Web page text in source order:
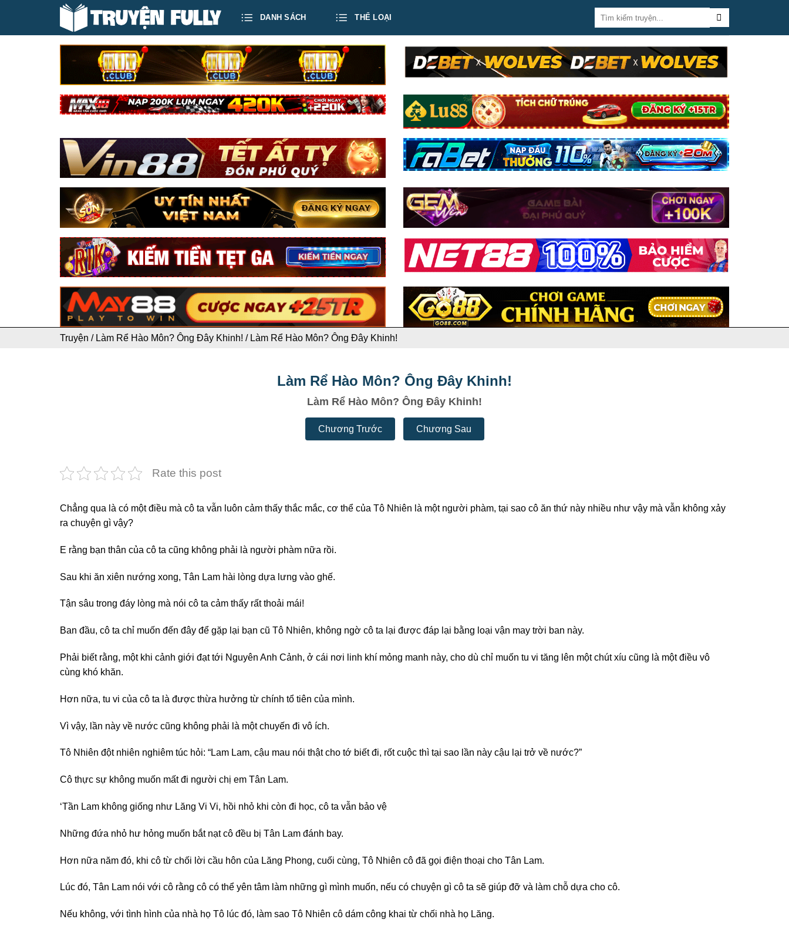
DANH SÁCH THỂ LOẠI
Truyện / Làm Rể Hào Môn? Ông Đây Khinh! / Làm Rể Hào Môn? Ông Đây Khinh!
Làm Rể Hào Môn? Ông Đây Khinh!
Làm Rể Hào Môn? Ông Đây Khinh!
Chương Trước Chương Sau
Rate this post
Chẳng qua là có một điều mà cô ta vẫn luôn cảm thấy thắc mắc, cơ thể của Tô Nhiên là một người phàm, tại sao cô ăn thứ này nhiều như vậy mà vẫn không xảy
ra chuyện gì vậy?
E rằng bạn thân của cô ta cũng không phải là người phàm nữa rồi.
Sau khi ăn xiên nướng xong, Tân Lam hài lòng dựa lưng vào ghế.
Tận sâu trong đáy lòng mà nói cô ta cảm thấy rất thoải mái!
Ban đầu, cô ta chỉ muốn đến đây để gặp lại bạn cũ Tô Nhiên, không ngờ cô ta lại được đáp lại bằng loại vận may trời ban này.
Phải biết rằng, một khi cảnh giới đạt tới Nguyên Anh Cảnh, ở cái nơi linh khí mỏng manh này, cho dù chỉ muốn tu vi tăng lên một chút xíu cũng là một điều vô
cùng khó khăn.
Hơn nữa, tu vi của cô ta là được thừa hưởng từ chính tổ tiên của mình.
Vì vậy, lần này về nước cũng không phải là một chuyến đi vô ích.
Tô Nhiên đột nhiên nghiêm túc hỏi: “Lam Lam, cậu mau nói thật cho tớ biết đi, rốt cuộc thì tại sao lần này cậu lại trở về nước?”
Cô thực sự không muốn mất đi người chị em Tân Lam.
‘Tần Lam không giống như Lăng Vi Vi, hồi nhỏ khi còn đi học, cô ta vẫn bảo vệ
Những đứa nhỏ hư hỏng muốn bắt nạt cô đều bị Tân Lam đánh bay.
Hơn nữa năm đó, khi cô từ chối lời cầu hôn của Lăng Phong, cuối cùng, Tô Nhiên cô đã gọi điện thoại cho Tân Lam.
Lúc đó, Tân Lam nói với cô rằng cô có thể yên tâm làm những gì mình muốn, nếu có chuyện gì cô ta sẽ giúp đỡ và làm chỗ dựa cho cô.
Nếu không, với tình hình của nhà họ Tô lúc đó, làm sao Tô Nhiên cô dám công khai từ chối nhà họ Lăng.